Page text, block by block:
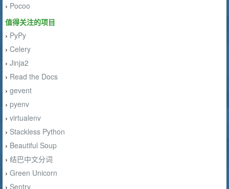
› Pocoo
值得关注的项目
› PyPy
› Celery
› Jinja2
› Read the Docs
› gevent
› pyenv
› virtualenv
› Stackless Python
› Beautiful Soup
› 结巴中文分词
› Green Unicorn
› Sentry